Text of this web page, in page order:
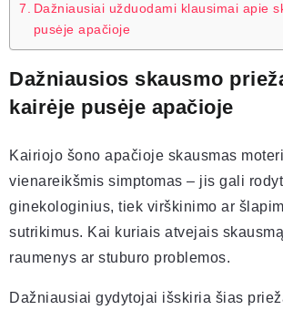
Dažniausiai užduodami klausimai apie
pusėje apačioje
Dažniausios skausmo
kairėje pusėje apačioje
Kairiojo šono apačioje skausmas
vienareikšmis simptomas – jis gali
ginekologinius, tiek virškinimo ar
sutrikimus. Kai kuriais atvejais
raumenys ar stuburo problemos.
Dažniausiai gydytojai išskiria šias